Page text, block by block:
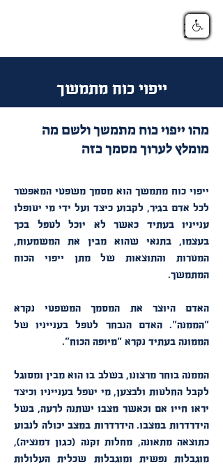
ייפוי כוח מתמשך
מהו ייפוי כוח מתמשך ולשם מה
מומלץ לערוך מסמך כזה
ייפוי כוח מתמשך הוא מסמך משפטי המאפשר
לכל אדם בגיר, לקבוע כיצד ועל ידי מי יטופלו
ענייניו בעתיד כאשר לא יוכל לטפל בכך
בעצמו, בתנאי שהוא מבין את המשמעות,
המטרות והתוצאות של מתן ייפוי הכוח
המתמשך.
האדם היוצר את המסמך המשפטי נקרא
"הממנה". האדם הנבחר לטפל בענייניו של
הממונה בעתיד נקרא "מיופה הכוח".
הממנה בוחר מרצונו, בשלב בו הוא מבין ומסוגל
לקבל החלטות ולבצען, מי יטפל בענייניו וכיצד
יראו חייו אם וכאשר מצבו ישתנה לרעה, בשל
הידרדרות במצבו. הידרדרות במצב יכולה לנבוע
כתוצאה מתאונה, מחלות זקנה (כגון דמנציה),
מוגבלות נפשית ומוגבלות שכלית העלולות